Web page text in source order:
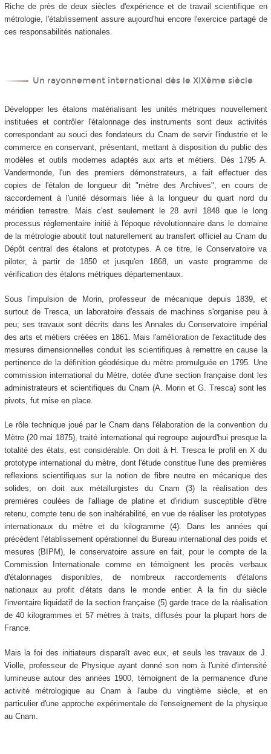
Riche de près de deux siècles d'expérience et de travail scientifique en
métrologie, l'établissement assure aujourd'hui encore l'exercice partagé de
ces responsabilités nationales.
Un rayonnement international dès le XIXème siècle
Développer les étalons matérialisant les unités métriques nouvellement
instituées et contrôler l'étalonnage des instruments sont deux activités
correspondant au souci des fondateurs du Cnam de servir l'industrie et le
commerce en conservant, présentant, mettant à disposition du public des
modèles et outils modernes adaptés aux arts et métiers. Dès 1795 A.
Vandermonde, l'un des premiers démonstrateurs, a fait effectuer des
copies de l'étalon de longueur dit "mètre des Archives", en cours de
raccordement à l'unité désormais liée à la longueur du quart nord du
méridien terrestre. Mais c'est seulement le 28 avril 1848 que le long
processus réglementaire initié à l'époque révolutionnaire dans le domaine
de la métrologie aboutit tout naturellement au transfert officiel au Cnam du
Dépôt central des étalons et prototypes. A ce titre, le Conservatoire va
piloter, à partir de 1850 et jusqu'en 1868, un vaste programme de
vérification des étalons métriques départementaux.
Sous l'impulsion de Morin, professeur de mécanique depuis 1839, et
surtout de Tresca, un laboratoire d'essais de machines s'organise peu à
peu; ses travaux sont décrits dans les Annales du Conservatoire impérial
des arts et métiers créées en 1861. Mais l'amélioration de l'exactitude des
mesures dimensionnelles conduit les scientifiques à remettre en cause la
pertinence de la définition géodésique du mètre promulguée en 1795. Une
commission international du Mètre, dotée d'une section française dont les
administrateurs et scientifiques du Cnam (A. Morin et G. Tresca) sont les
pivots, fut mise en place.
Le rôle technique joué par le Cnam dans l'élaboration de la convention du
Mètre (20 mai 1875), traité international qui regroupe aujourd'hui presque la
totalité des états, est considérable. On doit à H. Tresca le profil en X du
prototype international du mètre, dont l'étude constitue l'une des premières
reflexions scientifiques sur la notion de fibre neutre en mécanique des
solides; on doit aux métallurgistes du Cnam (3) la réalisation des
premières coulées de l'alliage de platine et d'iridium susceptible d'être
retenu, compte tenu de son inaltérabilité, en vue de réaliser les prototypes
internationaux du mètre et du kilogramme (4). Dans les années qui
précèdent l'établissement opérationnel du Bureau international des poids et
mesures (BIPM), le conservatoire assure en fait, pour le compte de la
Commission Internationale comme en témoignent les procès verbaux
d'étalonnages disponibles, de nombreux raccordements d'étalons
nationaux au profit d'états dans le monde entier. A la fin du siècle
l'inventaire liquidatif de la section française (5) garde trace de la réalisation
de 40 kilogrammes et 57 mètres à traits, diffusés pour la plupart hors de
France.
Mais la foi des initiateurs disparaît avec eux, et seuls les travaux de J.
Violle, professeur de Physique ayant donné son nom à l'unité d'intensité
lumineuse autour des années 1900, témoignent de la permanence d'une
activité métrologique au Cnam à l'aube du vingtième siècle, et en
particulier d'une approche expérimentale de l'enseignement de la physique
au Cnam.